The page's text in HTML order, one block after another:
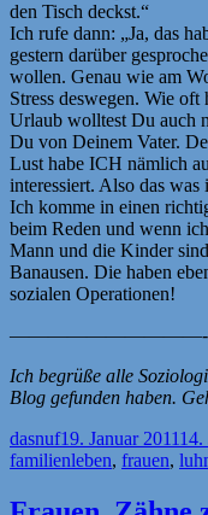
den Tisch deckst.“
Ich rufe dann: „Ja, das
gestern darüber
wollen. Genau wie am
Stress deswegen. Wie
Urlaub wolltest Du auch
Du von Deinem Vater.
Lust habe ICH nämlich
interessiert. Also das
Ich komme in einen
beim Reden und wenn
Mann und die Kinder
Banausen. Die haben
sozialen Operationen!
——————————-
Ich begrüße alle
Blog gefunden haben.
Autor
dasnufVeröffentlicht
am
19. Januar 201114.
familienleben, frauen,